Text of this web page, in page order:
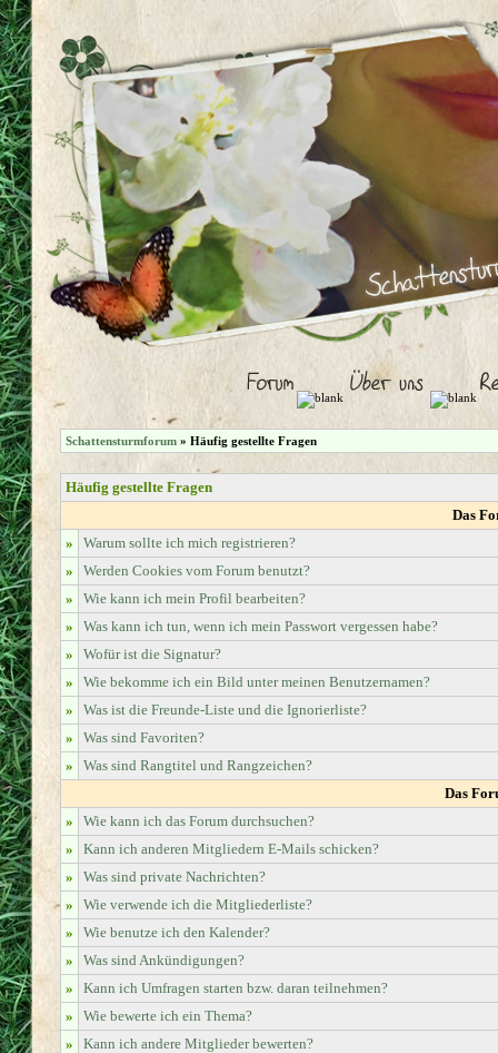
Schattensturmforum» Häufig gestellte Fragen
Häufig gestellte Fragen
Das
»
Warum sollte ich mich registrieren?
»
Werden Cookies vom Forum benutzt?
»
Wie kann ich mein Profil bearbeiten?
»
Was kann ich tun, wenn ich mein Passwort vergessen habe?
»
Wofür ist die Signatur?
»
Wie bekomme ich ein Bild unter meinen Benutzernamen?
»
Was ist die Freunde-Liste und die Ignorierliste?
»
Was sind Favoriten?
»
Was sind Rangtitel und Rangzeichen?
Das
»
Wie kann ich das Forum durchsuchen?
»
Kann ich anderen Mitgliedern E-Mails schicken?
»
Was sind private Nachrichten?
»
Wie verwende ich die Mitgliederliste?
»
Wie benutze ich den Kalender?
»
Was sind Ankündigungen?
»
Kann ich Umfragen starten bzw. daran teilnehmen?
»
Wie bewerte ich ein Thema?
»
Kann ich andere Mitglieder bewerten?